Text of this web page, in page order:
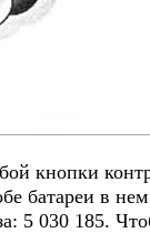
кнопки
батареи в
5 030 185.